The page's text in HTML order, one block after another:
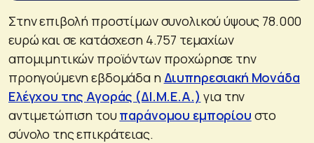
Στην επιβολή προστίμων συνολικού ύψους 78.000
ευρώ και σε κατάσχεση 4.757 τεμαχίων
απομιμητικών προϊόντων προχώρησε την
προηγούμενη εβδομάδα η Διυπηρεσιακή Μονάδα
Ελέγχου της Αγοράς (ΔΙ.Μ.Ε.Α.) για την
αντιμετώπιση τουπαράνομου εμπορίου στο
σύνολο της επικράτειας.